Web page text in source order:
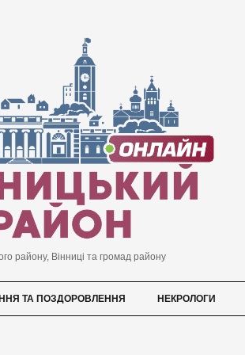
району, Вінниці та громад району
ТА ПОЗДОРОВЛЕННЯ НЕКРОЛОГИ